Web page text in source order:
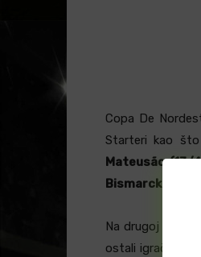
Copa De
Starteri kao
Mateusão (13/
Bismarck (10/0
Na drugoj strani
ostali igrači su